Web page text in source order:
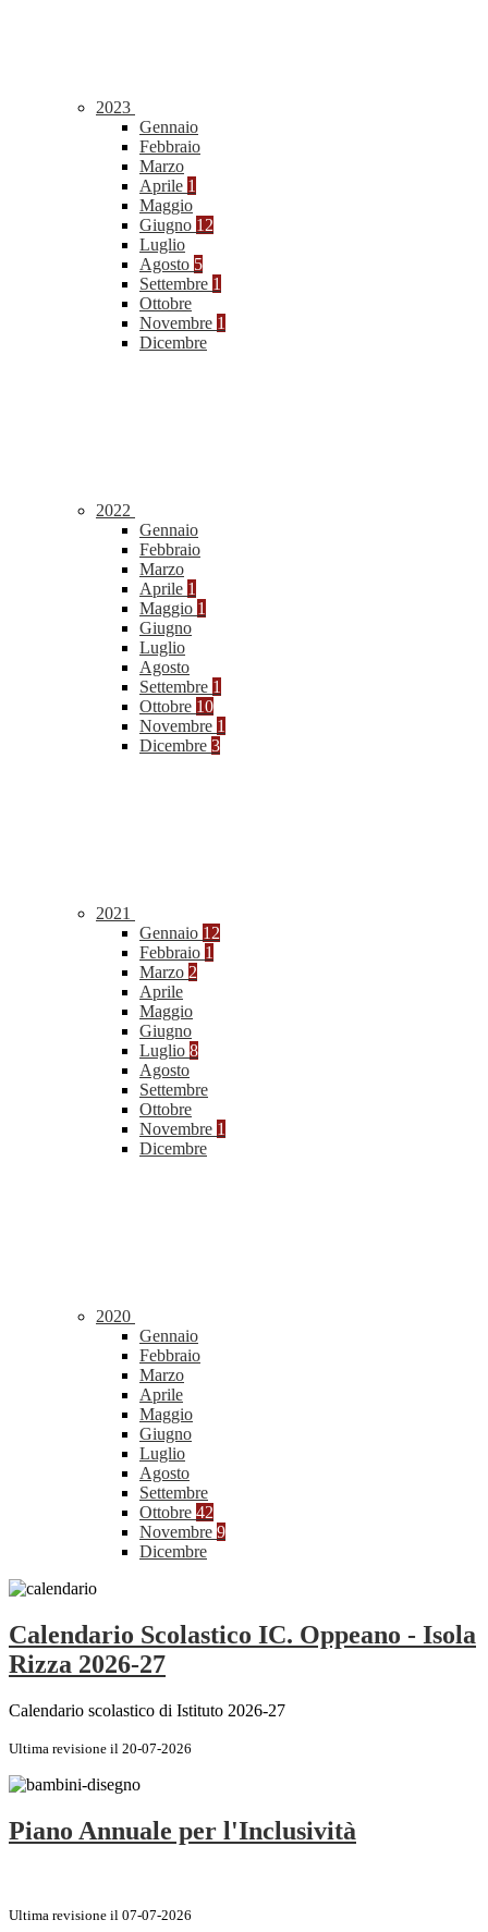
2023
Gennaio
Febbraio
Marzo
Aprile 1
Maggio
Giugno 12
Luglio
Agosto 5
Settembre 1
Ottobre
Novembre 1
Dicembre
2022
Gennaio
Febbraio
Marzo
Aprile 1
Maggio 1
Giugno
Luglio
Agosto
Settembre 1
Ottobre 10
Novembre 1
Dicembre 3
2021
Gennaio 12
Febbraio 1
Marzo 2
Aprile
Maggio
Giugno
Luglio 8
Agosto
Settembre
Ottobre
Novembre 1
Dicembre
2020
Gennaio
Febbraio
Marzo
Aprile
Maggio
Giugno
Luglio
Agosto
Settembre
Ottobre 42
Novembre 9
Dicembre
Calendario Scolastico IC. Oppeano - Isola
Rizza 2026-27
Calendario scolastico di Istituto 2026-27
Ultima revisione il 20-07-2026
Piano Annuale per l'Inclusività
Ultima revisione il 07-07-2026